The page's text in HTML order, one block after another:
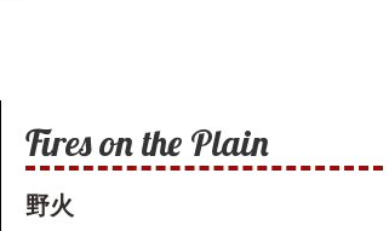
Fires on the Plain
野火